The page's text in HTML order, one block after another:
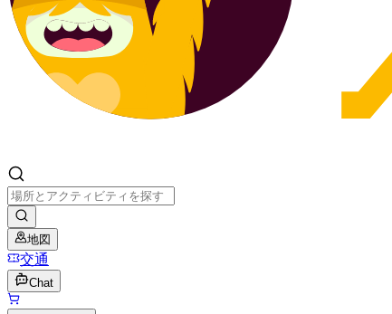
地図
交通
Chat